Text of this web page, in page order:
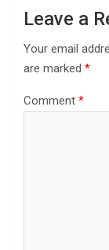
Leave a
Your email
are marked *
Comment *